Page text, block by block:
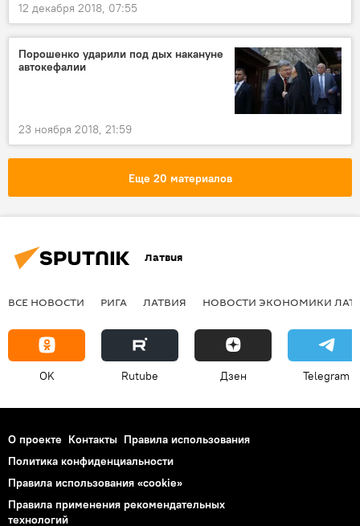
12 декабря 2018, 07:55
Порошенко ударили под дых накануне
автокефалии
23 ноября 2018, 21:59
Еще 20 материалов
Латвия
ВСЕ НОВОСТИ РИГА ЛАТВИЯ НОВОСТИ ЭКОНОМИКИ
OK Rutube Дзен Telegram
О проекте Контакты Правила использования
Политика конфиденциальности
Правила использования «cookie»
Правила применения рекомендательных
технологий